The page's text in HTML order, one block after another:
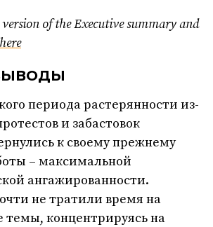
version of the Executive summary and
периода растерянности из-
и забастовок
к своему прежнему
– максимальной
ангажированности.
не тратили время на
темы, концентрируясь на